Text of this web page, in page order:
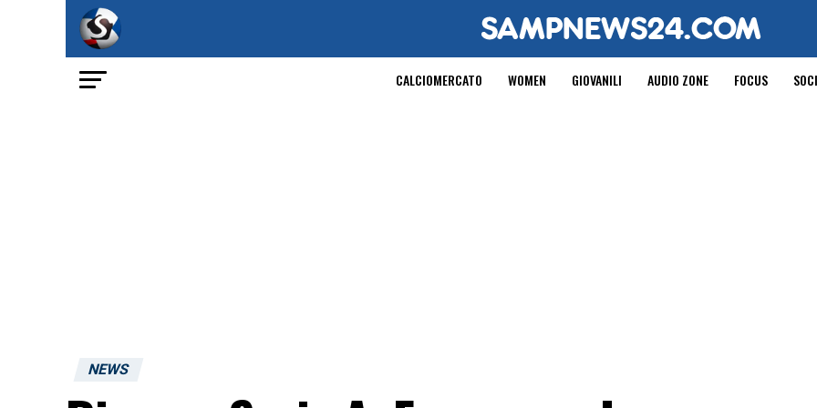
CALCIOMERCATO WOMEN GIOVANILI AUDIO ZONE FOCUS
NEWS